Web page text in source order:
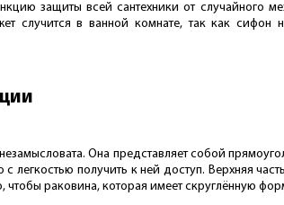
защиты всей сантехники от случайного
случится в ванной комнате, так как сифон
Она представляет собой
легкостью получить к ней доступ. Верхняя
чтобы раковина, которая имеет скруглённую